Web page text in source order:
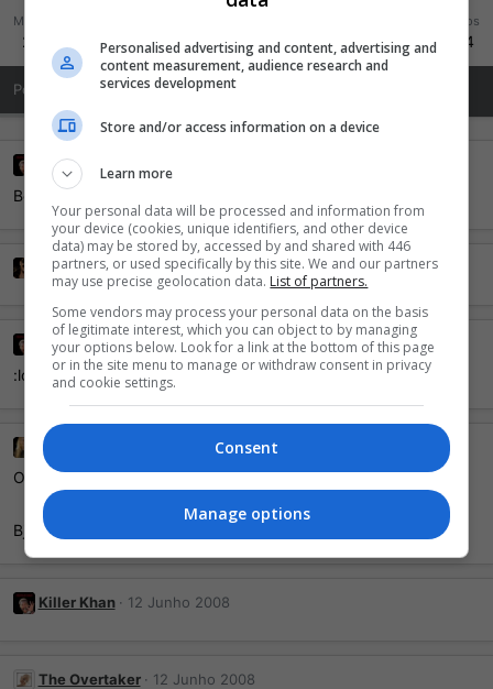
Mensagens
20.658 1.272
Pontos
494
Posts de Perfil Última atividade
Killer Khan
Bean.
Black Jack 14 Junho 2008
Killer Khan 13 Junho 2008
:lol :lol
JUGULADOR 12 Junho 2008
Oi princesa... quer ser minha amiga?
Bjs!
Killer Khan 12 Junho 2008
The Overtaker 12 Junho 2008
Personalised advertising and content, advertising and
content measurement, audience research and
services development
Store and/or access information on a device
Learn more
Your personal data will be processed and information from
your device (cookies, unique identifiers, and other device
data) may be stored by, accessed by and shared with 446
partners, or used specifically by this site. We and our partners
may use precise geolocation data. List of partners.
Some vendors may process your personal data on the basis
of legitimate interest, which you can object to by managing
your options below. Look for a link at the bottom of this page
or in the site menu to manage or withdraw consent in privacy
and cookie settings.
Consent
Manage options